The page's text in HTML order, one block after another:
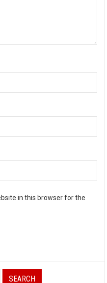
in this browser for the